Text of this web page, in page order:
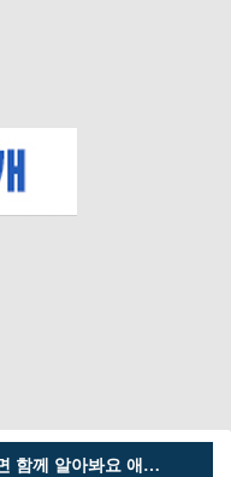
함께 알아봐요 애…